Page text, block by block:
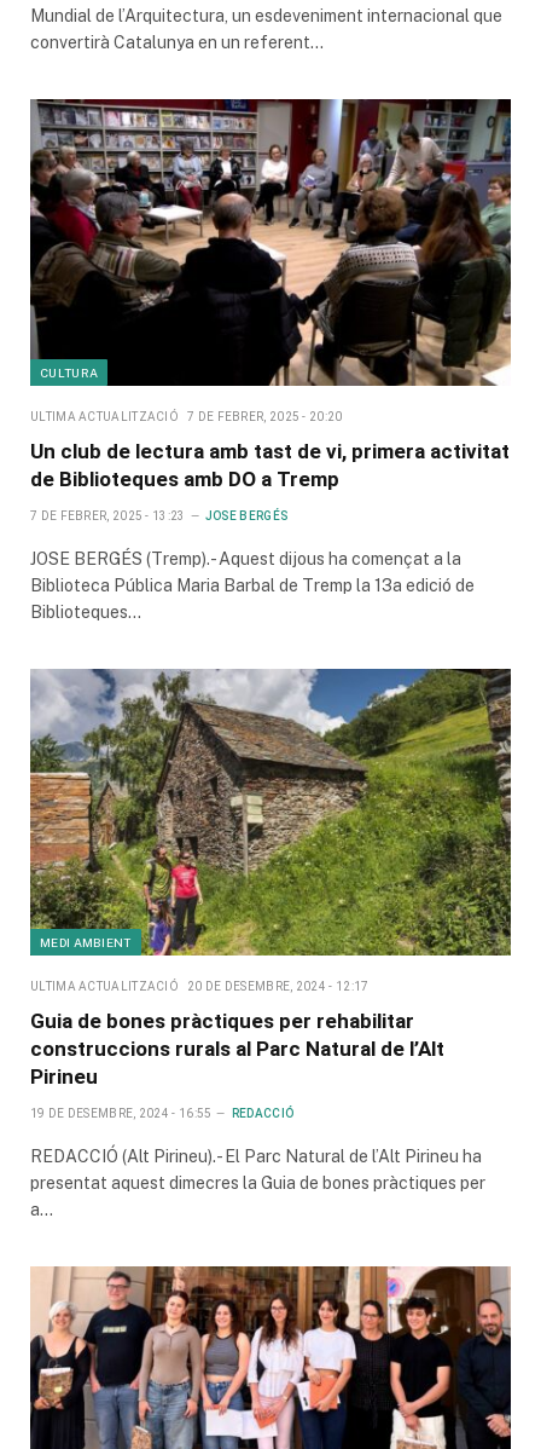
Mundial de l’Arquitectura, un esdeveniment internacional que
convertirà Catalunya en un referent…
CULTURA
ULTIMA ACTUALITZACIÓ 7 DE FEBRER, 2025 - 20:20
Un club de lectura amb tast de vi, primera activitat
de Biblioteques amb DO a Tremp
7 DE FEBRER, 2025 - 13:23 JOSE BERGÉS
JOSE BERGÉS (Tremp).- Aquest dijous ha començat a la
Biblioteca Pública Maria Barbal de Tremp la 13a edició de
Biblioteques…
MEDI AMBIENT
ULTIMA ACTUALITZACIÓ 20 DE DESEMBRE, 2024 - 12:17
Guia de bones pràctiques per rehabilitar
construccions rurals al Parc Natural de l’Alt
Pirineu
19 DE DESEMBRE, 2024 - 16:55 REDACCIÓ
REDACCIÓ (Alt Pirineu).- El Parc Natural de l’Alt Pirineu ha
presentat aquest dimecres la Guia de bones pràctiques per
a…